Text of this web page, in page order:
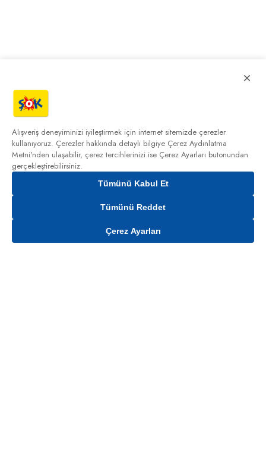
Gelince Haber Ver
×
Alışveriş deneyiminizi iyileştirmek için internet sitemizde çerezler
kullanıyoruz. Çerezler hakkında detaylı bilgiye Çerez Aydınlatma
Metni'nden ulaşabilir, çerez tercihlerinizi ise Çerez Ayarları butonundan
gerçekleştirebilirsiniz.
Tümünü Kabul Et
Tümünü Reddet
Çerez Ayarları